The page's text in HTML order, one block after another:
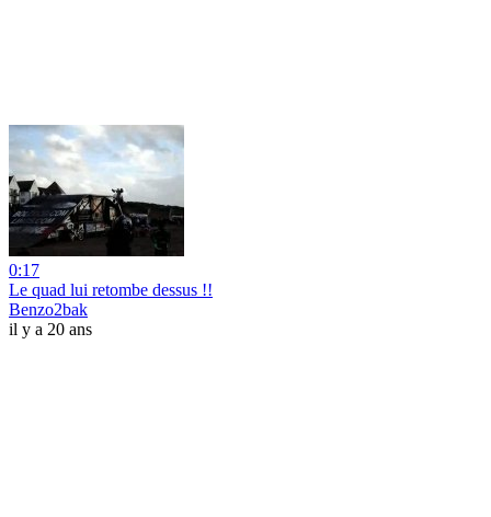
0:17
Le quad lui retombe dessus !!
Benzo2bak
il y a 20 ans